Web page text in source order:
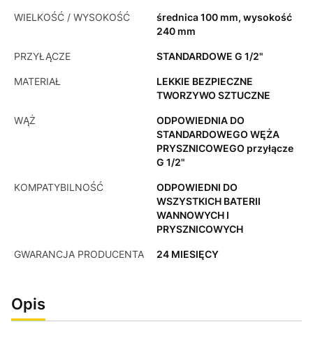
WIELKOŚĆ / WYSOKOŚĆ
średnica 100 mm, wysokość
240 mm
PRZYŁĄCZE STANDARDOWE G 1/2"
MATERIAŁ
LEKKIE BEZPIECZNE
TWORZYWO SZTUCZNE
WĄŻ
ODPOWIEDNIA DO
STANDARDOWEGO WĘŻA
PRYSZNICOWEGO przyłącze
G 1/2"
KOMPATYBILNOŚĆ
ODPOWIEDNI DO
WSZYSTKICH BATERII
WANNOWYCH I
PRYSZNICOWYCH
GWARANCJA PRODUCENTA 24 MIESIĘCY
Opis